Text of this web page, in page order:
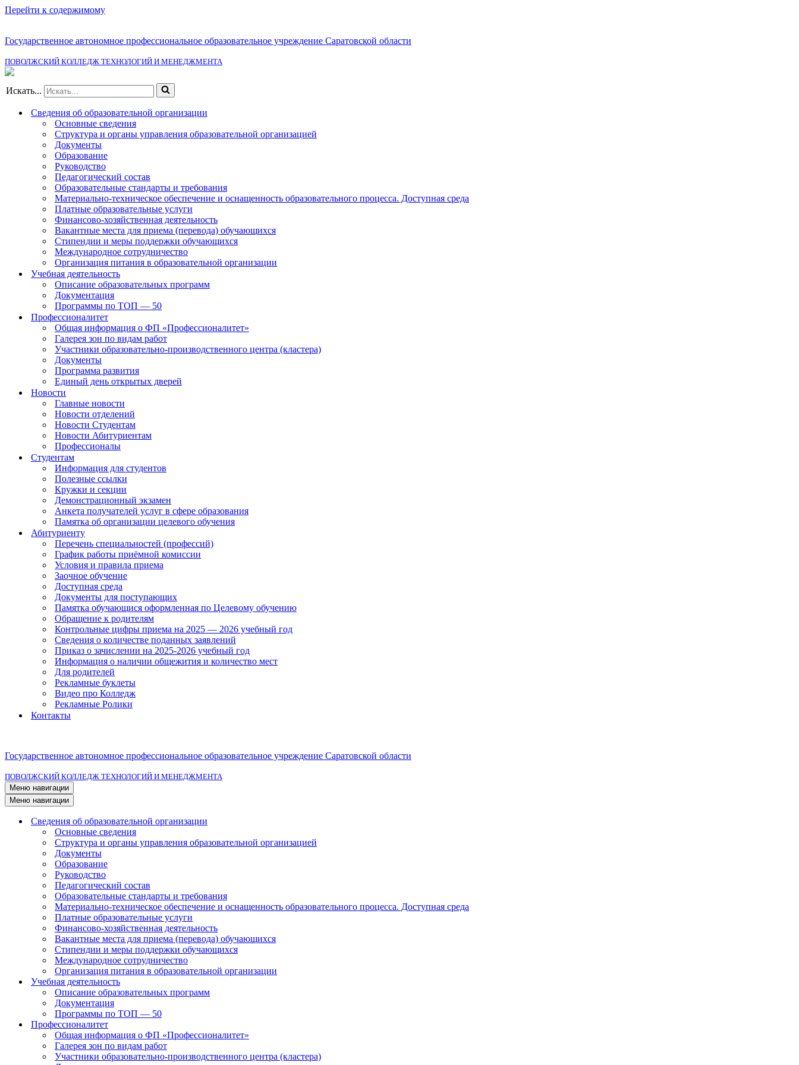
Перейти к содержимому
Государственное автономное профессиональное образовательное учреждение Саратовской области
ПОВОЛЖСКИЙ КОЛЛЕДЖ ТЕХНОЛОГИЙ И МЕНЕДЖМЕНТА
Искать...
Сведения об образовательной организации
Основные сведения
Структура и органы управления образовательной организацией
Документы
Образование
Руководство
Педагогический состав
Образовательные стандарты и требования
Материально-техническое обеспечение и оснащенность образовательного процесса. Доступная среда
Платные образовательные услуги
Финансово-хозяйственная деятельность
Вакантные места для приема (перевода) обучающихся
Стипендии и меры поддержки обучающихся
Международное сотрудничество
Организация питания в образовательной организации
Учебная деятельность
Описание образовательных программ
Документация
Программы по ТОП — 50
Профессионалитет
Общая информация о ФП «Профессионалитет»
Галерея зон по видам работ
Участники образовательно-производственного центра (кластера)
Документы
Программа развития
Единый день открытых дверей
Новости
Главные новости
Новости отделений
Новости Студентам
Новости Абитуриентам
Профессионалы
Студентам
Информация для студентов
Полезные ссылки
Кружки и секции
Демонстрационный экзамен
Анкета получателей услуг в сфере образования
Памятка об организации целевого обучения
Абитуриенту
Перечень специальностей (профессий)
График работы приёмной комиссии
Условия и правила приема
Заочное обучение
Доступная среда
Документы для поступающих
Памятка обучающися оформленная по Целевому обучению
Обращение к родителям
Контрольные цифры приема на 2025 — 2026 учебный год
Сведения о количестве поданных заявлений
Приказ о зачислении на 2025-2026 учебный год
Информация о наличии общежития и количество мест
Для родителей
Рекламные буклеты
Видео про Колледж
Рекламные Ролики
Контакты
Государственное автономное профессиональное образовательное учреждение Саратовской области
ПОВОЛЖСКИЙ КОЛЛЕДЖ ТЕХНОЛОГИЙ И МЕНЕДЖМЕНТА
Меню навигации
Меню навигации
Сведения об образовательной организации
Основные сведения
Структура и органы управления образовательной организацией
Документы
Образование
Руководство
Педагогический состав
Образовательные стандарты и требования
Материально-техническое обеспечение и оснащенность образовательного процесса. Доступная среда
Платные образовательные услуги
Финансово-хозяйственная деятельность
Вакантные места для приема (перевода) обучающихся
Стипендии и меры поддержки обучающихся
Международное сотрудничество
Организация питания в образовательной организации
Учебная деятельность
Описание образовательных программ
Документация
Программы по ТОП — 50
Профессионалитет
Общая информация о ФП «Профессионалитет»
Галерея зон по видам работ
Участники образовательно-производственного центра (кластера)